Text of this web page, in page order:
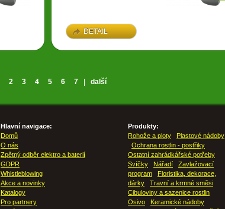
DETAIL
2 3 4 5 6 7 další
Hlavní navigace:
Domů
O nás
Zpětný odběr elektro a baterií
GDPR
Whistleblowing
Akce a novinky
Katalogy
Pro partnery
Produkty:
Rohože a ploty
Plastové nádoby
Ochrana rostlin - postřiky
Ostatní zahrádkářské potřeby
Svíčky
Nářadí
Zavlažovací
program
Floristika, dekorace,
dárky
Travní a krmné směsi
Cibuloviny a sazenice rostlin
Osivo
Keramické nádoby